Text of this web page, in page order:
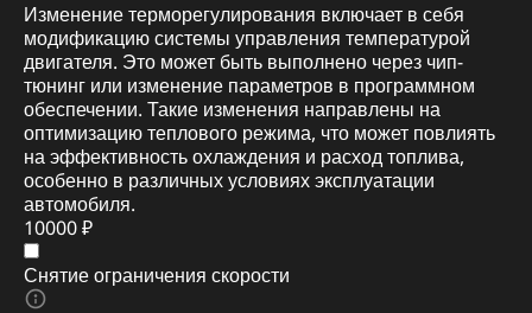
Изменение терморегулирования включает в себя
модификацию системы управления температурой
двигателя. Это может быть выполнено через чип-
тюнинг или изменение параметров в программном
обеспечении. Такие изменения направлены на
оптимизацию теплового режима, что может повлиять
на эффективность охлаждения и расход топлива,
особенно в различных условиях эксплуатации
автомобиля.
10000 ₽
Снятие ограничения скорости